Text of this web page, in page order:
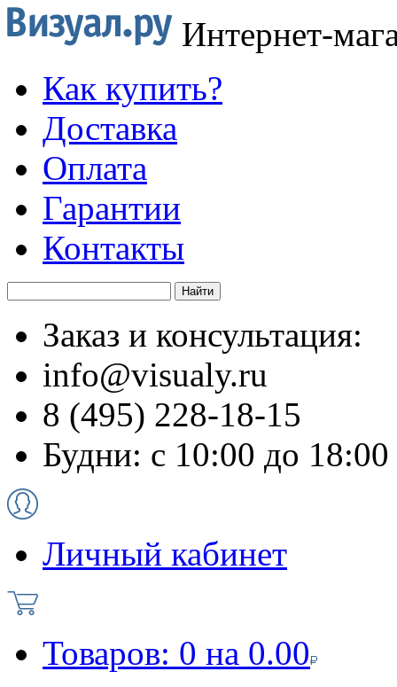
Интернет-
Как купить?
Доставка
Оплата
Гарантии
Контакты
Заказ и консультация:
info@visualy.ru
8 (495) 228-18-15
Будни: с 10:00 до 18:00
Личный кабинет
Товаров: 0 на 0.00